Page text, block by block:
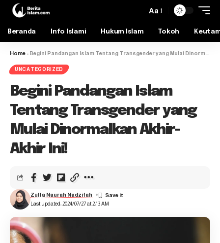
Aa
Beranda Info Islami Hukum Islam Tokoh
Home - Begini Pandangan Islam Tentang Transgender yang Mulai Dinormalkan Akhir-Akhir Ini!
UNCATEGORIZED
Begini Pandangan Islam
Tentang Transgender yang
Mulai Dinormalkan Akhir-
Akhir Ini!
Last updated: 2024/07/27 at 2:13 AM
Zulfa Naurah Nadzifah